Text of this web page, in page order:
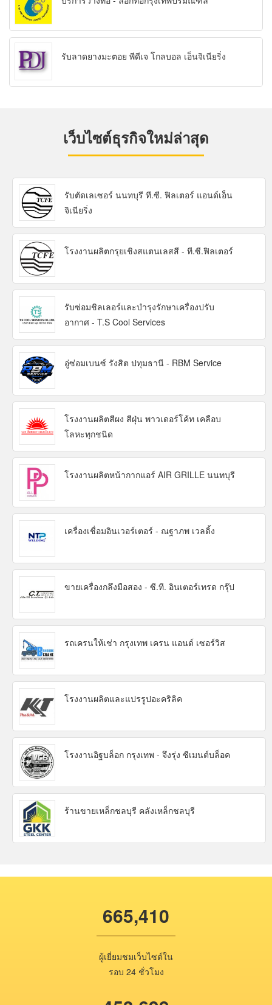
รับลาดยางมะตอย พีดีเจ โกลบอล เอ็นจิเนียริ่ง
เว็บไซต์ธุรกิจใหม่ล่าสุด
รับตัดเลเซอร์ นนทบุรี ที.ซี. ฟิลเตอร์ แอนด์เอ็น
จิเนียริ่ง
โรงงานผลิตกรุยเชิงสแตนเลสสี - ที.ซี.ฟิลเตอร์
รับซ่อมชิลเลอร์และบำรุงรักษาเครื่องปรับ
อากาศ - T.S Cool Services
อู่ซ่อมเบนซ์ รังสิต ปทุมธานี - RBM Service
โรงงานผลิตสีผง สีฝุ่น พาวเดอร์โค้ท เคลือบ
โลหะทุกชนิด
โรงงานผลิตหน้ากากแอร์ AIR GRILLE นนทบุรี
เครื่องเชื่อมอินเวอร์เตอร์ - ณฐาภพ เวลดิ้ง
ขายเครื่องกลึงมือสอง - ซี.ที. อินเตอร์เทรด กรุ๊ป
รถเครนให้เช่า กรุงเทพ เครน แอนด์ เซอร์วิส
โรงงานผลิตและแปรรูปอะคริลิค
โรงงานอิฐบล็อก กรุงเทพ - จึงรุ่ง ซีเมนต์บล็อค
ร้านขายเหล็กชลบุรี คลังเหล็กชลบุรี
665,410
ผู้เยี่ยมชมเว็บไซต์ใน
รอบ 24 ชั่วโมง